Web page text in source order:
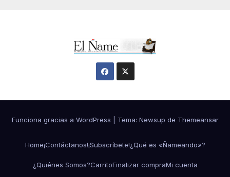
Funciona gracias a WordPress Tema: Newsup de Themeansar
Home¡Contáctanos!¡Subscríbete!¿Qué es «Ñameando»?
¿Quiénes Somos?CarritoFinalizar compraMi cuenta